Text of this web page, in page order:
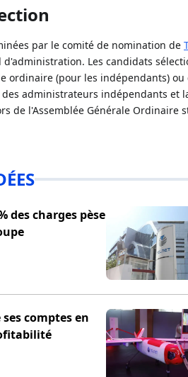
par le comité de nomination de
Les candidats
ordinaire (pour les indépendants)
administrateurs indépendants
de l'Assemblée Générale Ordinaire
des charges pèse
comptes en